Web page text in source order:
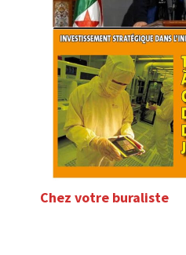
Chez votre buraliste